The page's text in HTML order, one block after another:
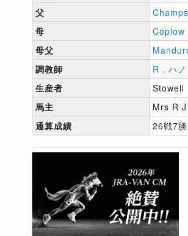
父
母
Coplow
母父
調教師
R．ハ
生産者
Stowell
馬主
Mrs R
通算成績
26戦7